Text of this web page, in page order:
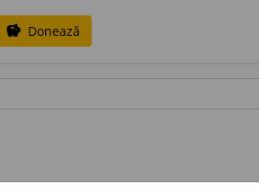
savings Donează